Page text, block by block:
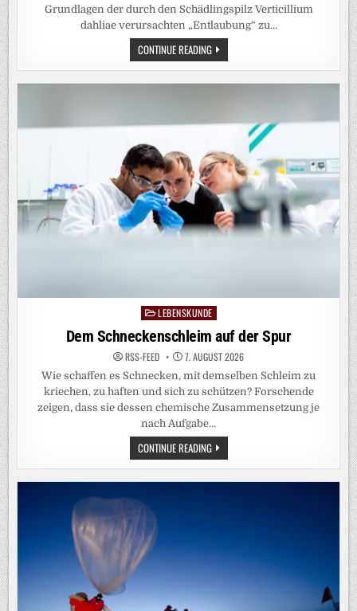
Grundlagen der durch den Schädlingspilz Verticillium
dahliae verursachten „Entlaubung“ zu…
CONTINUE READINGFORSCHENDE
ENTDECKEN
PILZPROTEIN,
NUTZPFLANZEN
Posted
in
LEBENSKUNDE
Dem Schneckenschleim auf der Spur
RSS-FEED 7. AUGUST 2026
Wie schaffen es Schnecken, mit demselben Schleim zu
kriechen, zu haften und sich zu schützen? Forschende
zeigen, dass sie dessen chemische Zusammensetzung je
nach Aufgabe…
CONTINUE READINGDEM
SCHNECKENSCHLEIM
AUF